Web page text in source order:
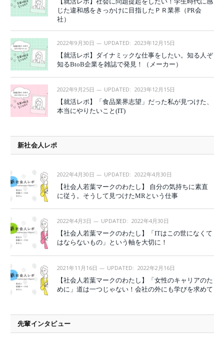
じた違和感をきっかけに目指したＰＲ業界（PR会
社）
2022年9月30日 UPDATED: 2023年12月15日
【就活レポ】ダイナミックな仕事をしたい。知る人ぞ
知るBtoB企業を雑誌で発見！（メーカー）
2022年9月25日 UPDATED: 2023年12月15日
【就活レポ】「食品業界志望」だった私が見つけた、
本当にやりたいこと(IT)
新社会人レポ
2022年4月30日 UPDATED: 2022年4月30日
【社会人若葉マークのわたし】 自分の気持ちに素直
に従う。そうして見つけたMRという仕事
2022年4月3日 UPDATED: 2022年4月30日
【社会人若葉マークのわたし】「ITはこの世になくて
はならないもの」という軸を大切に！
2021年11月16日 UPDATED: 2022年2月16日
【社会人若葉マークのわたし】「女性のキャリアのた
めに」道は一つじゃない！会社の外にも学びを求めて
先輩インタビュー